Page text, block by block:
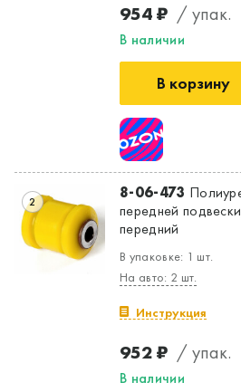
Да, верно
954 ₽ / упак.
В наличии
В корзину
2 8-06-473
передней
передний
В упаковке: 1 шт.
На авто: 2 шт.
Инструкция
952 ₽ / упак.
В наличии